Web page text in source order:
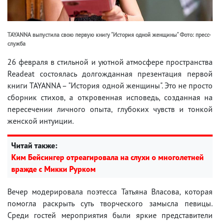
TAYANNA выпустила свою первую книгу "История одной женщины" Фото: пресс-
служба
26 февраля в стильной и уютной атмосфере пространства
Readeat состоялась долгожданная презентация первой
книги TAYANNA – "История одной женщины". Это не просто
сборник стихов, а откровенная исповедь, созданная на
пересечении личного опыта, глубоких чувств и тонкой
женской интуиции.
Читай также:
Ким Бейсингер отреагировала на слухи о многолетней
вражде с Микки Рурком
Вечер модерировала поэтесса Татьяна Власова, которая
помогла раскрыть суть творческого замысла певицы.
Среди гостей мероприятия были яркие представители